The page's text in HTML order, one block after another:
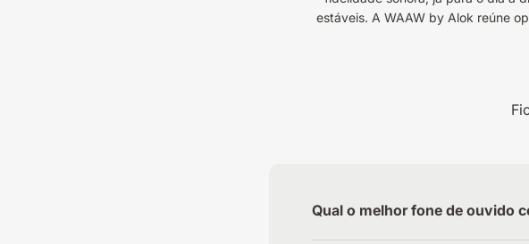
estáveis. A WAAW by Alok reúne
Qual o melhor fone de ouvido